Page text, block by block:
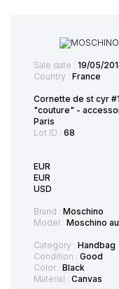
Sale date : 19/05/
Country : France
Cornette de st cyr
"couture" -
Paris
Lot ID : 68
EUR
EUR
USD
Brand : Moschino
Model : Moschino
Category : Handbag
Condition : Good
Color : Black
Material : Canvas